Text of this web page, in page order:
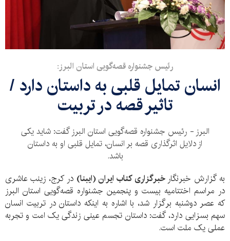
رئیس جشنواره قصه‌گویی استان البرز:
‌انسان تمایل قلبی به داستان دارد /
تاثیر قصه در تربیت
البرز - رئیس جشنواره قصه‌گویی استان البرز گفت: شاید یکی
از دلایل اثرگذاری قصه بر انسان، تمایل قلبی او به داستان
باشد.
به گزارش خبرنگارخبرگزاری کتاب ایران (ایبنا) در کرج، زینب عاشری
در مراسم اختتامیه بیست و پنجمین جشنواره قصه‌گویی استان البرز
که عصر دوشنبه برگزار شد، با اشاره به اینکه داستان در تربیت انسان
سهم بسزایی دارد، گفت: داستان تجسم عینی زندگی یک امت و تجربه
عملی یک ملت است.